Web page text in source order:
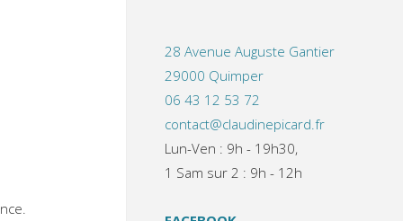
28 Avenue Auguste Gantier
29000 Quimper
06 43 12 53 72
contact@claudinepicard.fr
Lun-Ven : 9h - 19h30,
1 Sam sur 2 : 9h - 12h